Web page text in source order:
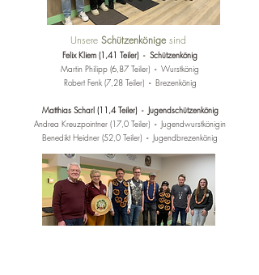
Unsere Schützenkönige sind
Felix Kliem (1,41 Teiler) - Schützenkönig
Martin Philipp (6,87 Teiler) - Wurstkönig
Robert Fenk (7,28 Teiler)- Brezenkönig
Matthias Scharl (11,4 Teiler) - Jugendschützenkönig
Andrea Kreuzpointner (17,0 Teiler) - Jugendwurstkönigin
Benedikt Heidner (52,0 Teiler) - Jugendbrezenkönig